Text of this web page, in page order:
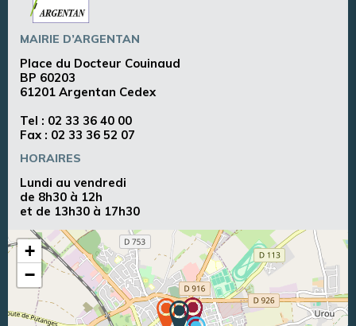
MAIRIE D’ARGENTAN
Place du Docteur Couinaud
BP 60203
61201 Argentan Cedex
Tel : 02 33 36 40 00
Fax : 02 33 36 52 07
HORAIRES
Lundi au vendredi
de 8h30 à 12h
et de 13h30 à 17h30
+
−